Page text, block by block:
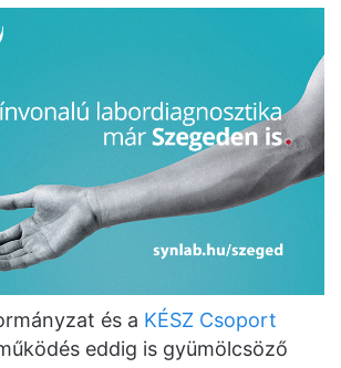
és a KÉSZ Csoport
eddig is gyümölcsöző